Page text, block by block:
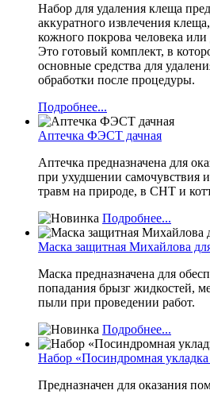
Набор для удаления клеща
аккуратного извлечения
кожного покрова человека
Это готовый комплект, в
основные средства для
обработки после процедуры.
Подробнее...
Аптечка ФЭСТ дачная
Аптечка предназначена для
при ухудшении самочувствия
травм на природе, в СНТ и
Подробнее...
Маска защитная Михайлова
Маска предназначена для
попадания брызг жидкостей,
пыли при проведении работ.
Подробнее...
Набор «Посиндромная
Предназначен для оказания